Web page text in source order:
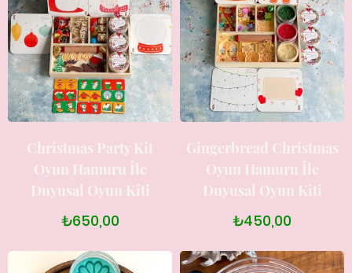
Christmas Party Kit
Oyun Hamuru İle
Duyusal Oyun Kiti
₺650,00
Gingerbread Christmas
Oyun Hamuru İle
Duyusal Oyun Kiti
₺450,00